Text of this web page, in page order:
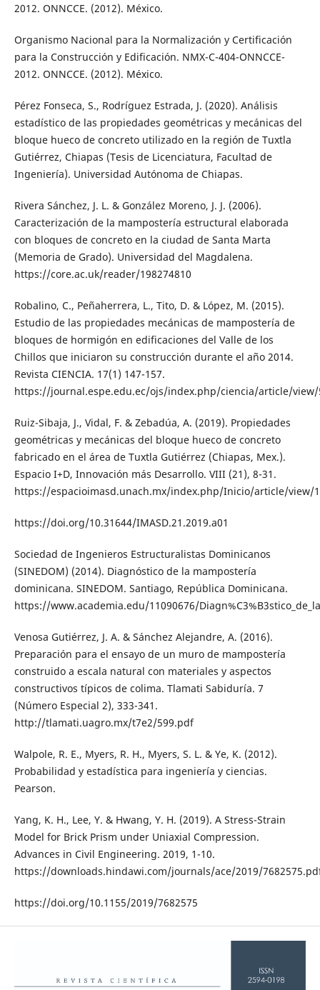
2012. ONNCCE. (2012). México.
Organismo Nacional para la Normalización y Certificación
para la Construcción y Edificación. NMX-C-404-ONNCCE-
2012. ONNCCE. (2012). México.
Pérez Fonseca, S., Rodríguez Estrada, J. (2020). Análisis
estadístico de las propiedades geométricas y mecánicas del
bloque hueco de concreto utilizado en la región de Tuxtla
Gutiérrez, Chiapas (Tesis de Licenciatura, Facultad de
Ingeniería). Universidad Autónoma de Chiapas.
Rivera Sánchez, J. L. & González Moreno, J. J. (2006).
Caracterización de la mampostería estructural elaborada
con bloques de concreto en la ciudad de Santa Marta
(Memoria de Grado). Universidad del Magdalena.
https://core.ac.uk/reader/198274810
Robalino, C., Peñaherrera, L., Tito, D. & López, M. (2015).
Estudio de las propiedades mecánicas de mampostería de
bloques de hormigón en edificaciones del Valle de los
Chillos que iniciaron su construcción durante el año 2014.
Revista CIENCIA. 17(1) 147-157.
https://journal.espe.edu.ec/ojs/index.php/ciencia/article/view/
Ruiz-Sibaja, J., Vidal, F. & Zebadúa, A. (2019). Propiedades
geométricas y mecánicas del bloque hueco de concreto
fabricado en el área de Tuxtla Gutiérrez (Chiapas, Mex.).
Espacio I+D, Innovación más Desarrollo. VIII (21), 8-31.
https://espacioimasd.unach.mx/index.php/Inicio/article/view/
https://doi.org/10.31644/IMASD.21.2019.a01
Sociedad de Ingenieros Estructuralistas Dominicanos
(SINEDOM) (2014). Diagnóstico de la mampostería
dominicana. SINEDOM. Santiago, República Dominicana.
https://www.academia.edu/11090676/
Venosa Gutiérrez, J. A. & Sánchez Alejandre, A. (2016).
Preparación para el ensayo de un muro de mampostería
construido a escala natural con materiales y aspectos
constructivos típicos de colima. Tlamati Sabiduría. 7
(Número Especial 2), 333-341.
http://tlamati.uagro.mx/t7e2/599.pdf
Walpole, R. E., Myers, R. H., Myers, S. L. & Ye, K. (2012).
Probabilidad y estadística para ingeniería y ciencias.
Pearson.
Yang, K. H., Lee, Y. & Hwang, Y. H. (2019). A Stress-Strain
Model for Brick Prism under Uniaxial Compression.
Advances in Civil Engineering. 2019, 1-10.
https://downloads.hindawi.com/journals/ace/2019/
https://doi.org/10.1155/2019/7682575